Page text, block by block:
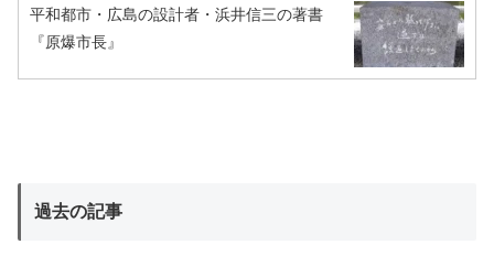
平和都市・広島の設計者・浜井信三の著書
『原爆市長』
過去の記事